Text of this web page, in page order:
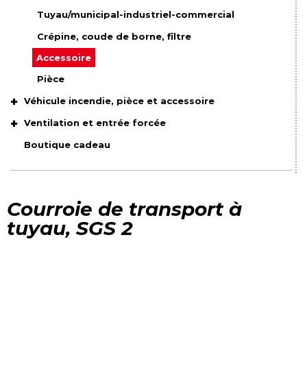
Tuyau/municipal-industriel-commercial
Crépine, coude de borne, filtre
Accessoire
Pièce
Véhicule incendie, pièce et accessoire
Ventilation et entrée forcée
Boutique cadeau
Courroie de transport à
tuyau, SGS 2